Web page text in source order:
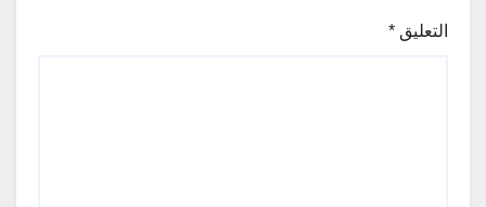
التعليق *